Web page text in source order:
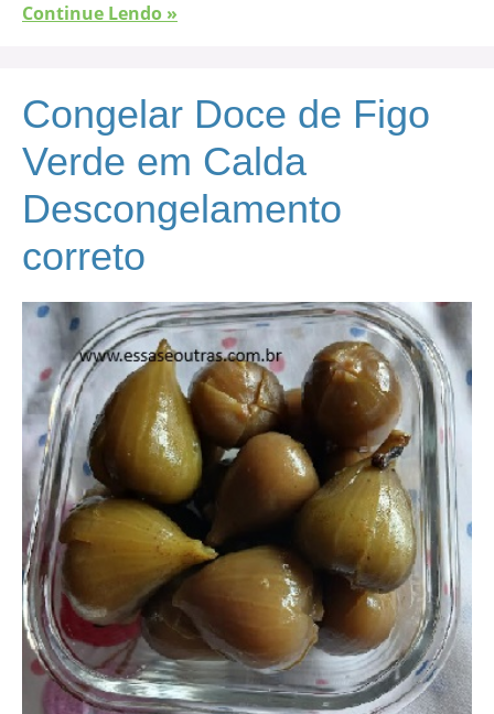
Continue Lendo »
Congelar Doce de Figo
Verde em Calda
Descongelamento
correto